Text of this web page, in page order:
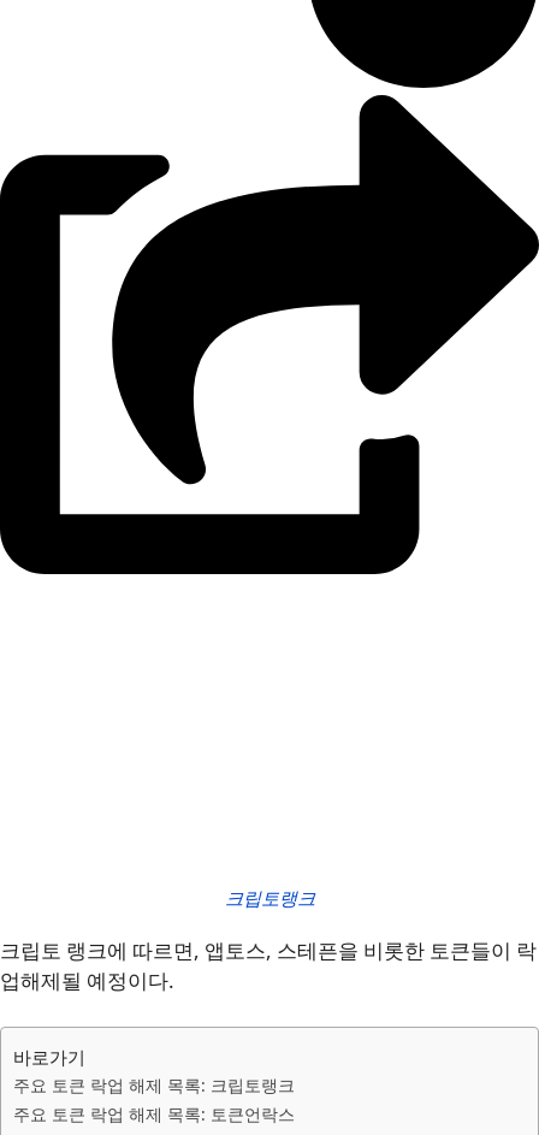
크립토랭크
크립토 랭크에 따르면, 앱토스, 스테픈을 비롯한 토큰들이 락
업해제될 예정이다.
바로가기
주요 토큰 락업 해제 목록: 크립토랭크
주요 토큰 락업 해제 목록: 토큰언락스